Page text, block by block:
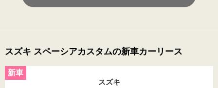
スズキ スペーシアカスタムの新車カーリース
スズキ